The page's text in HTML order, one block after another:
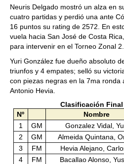
Neuris Delgado mostró un alza en
cuatro partidas y perdió una ante
16 puntos su rating de 2572. En
vuela hacia San José de Costa
para intervenir en el Torneo Zonal
Yuri González fue dueño absoluto
triunfos y 4 empates; selló su
con piezas negras en la 7ma ronda
Antonio Hevia.
Clasificación
Nº
Nombre
1
GM Gonzalez Vidal,
2
GM Almeida Quintana,
3
FM Hevia Alejano,
4
FM Bacallao Alonso,